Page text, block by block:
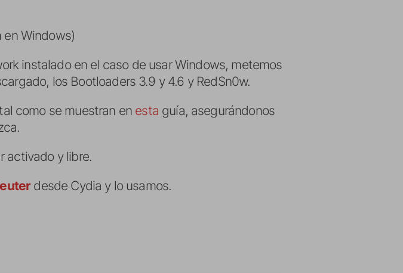
Windows)
instalado en el caso de usar Windows, metemos
los Bootloaders 3.9 y 4.6 y RedSn0w.
como se muestran en esta guía, asegurándonos
activado y libre.
desde Cydia y lo usamos.